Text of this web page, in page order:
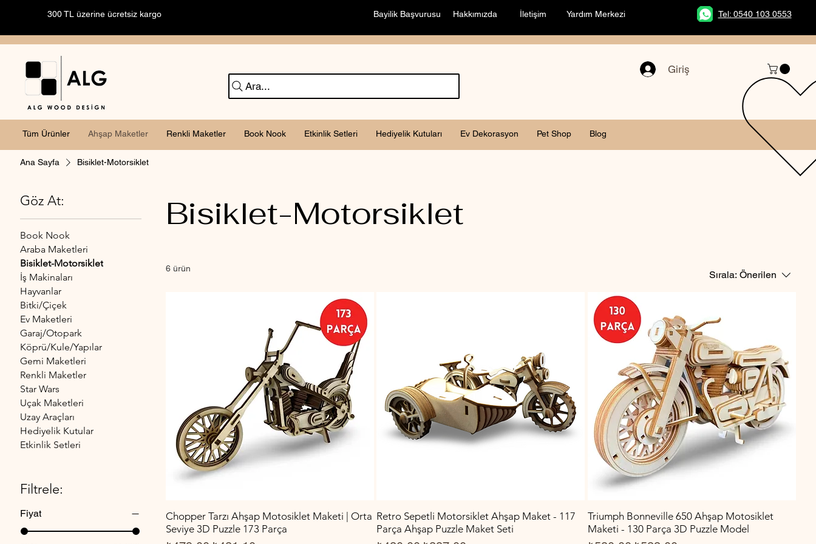
300 TL üzerine ücretsiz kargo Tel: 0540 103 0553
Yardım Merkezi
İletişim
Hakkımızda
Bayilik Başvurusu
Ara...
Giriş
Tüm Ürünler Ahşap Maketler Renkli Maketler Book Nook Etkinlik Setleri Hediyelik Kutuları Ev Dekorasyon Pet Shop Blog
Ana Sayfa Bisiklet-Motorsiklet
Göz At:
Book Nook
Araba Maketleri
Bisiklet-Motorsiklet
İş Makinaları
Hayvanlar
Bitki/Çiçek
Ev Maketleri
Garaj/Otopark
Köprü/Kule/Yapılar
Gemi Maketleri
Renkli Maketler
Star Wars
Uçak Maketleri
Uzay Araçları
Hediyelik Kutular
Etkinlik Setleri
Filtrele:
Fiyat
Bisiklet-Motorsiklet
6 ürün
Sırala: Önerilen
Chopper Tarzı Ahşap Motosiklet Maketi | Orta
Seviye 3D Puzzle 173 Parça
Retro Sepetli Motorsiklet Ahşap Maket - 117
Parça Ahşap Puzzle Maket Seti
Triumph Bonneville 650 Ahşap Motosiklet
Maketi - 130 Parça 3D Puzzle Model